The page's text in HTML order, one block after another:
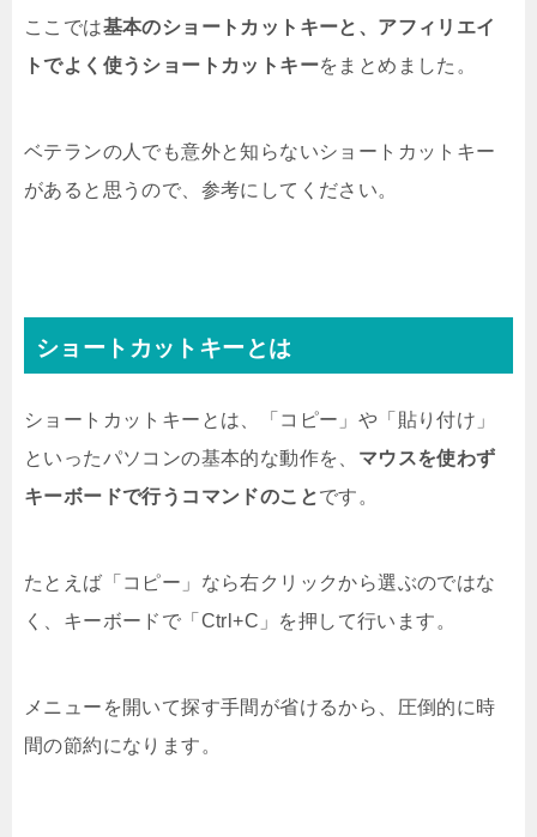
ここでは基本のショートカットキーと、アフィリエイ
トでよく使うショートカットキーをまとめました。
ベテランの人でも意外と知らないショートカットキー
があると思うので、参考にしてください。
ショートカットキーとは
ショートカットキーとは、「コピー」や「貼り付け」
といったパソコンの基本的な動作を、 マウスを使わず
キーボードで行うコマンドのことです。
たとえば「コピー」なら右クリックから選ぶのではな
く、キーボードで「Ctrl+C」を押して行います。
メニューを開いて探す手間が省けるから、圧倒的に時
間の節約になります。